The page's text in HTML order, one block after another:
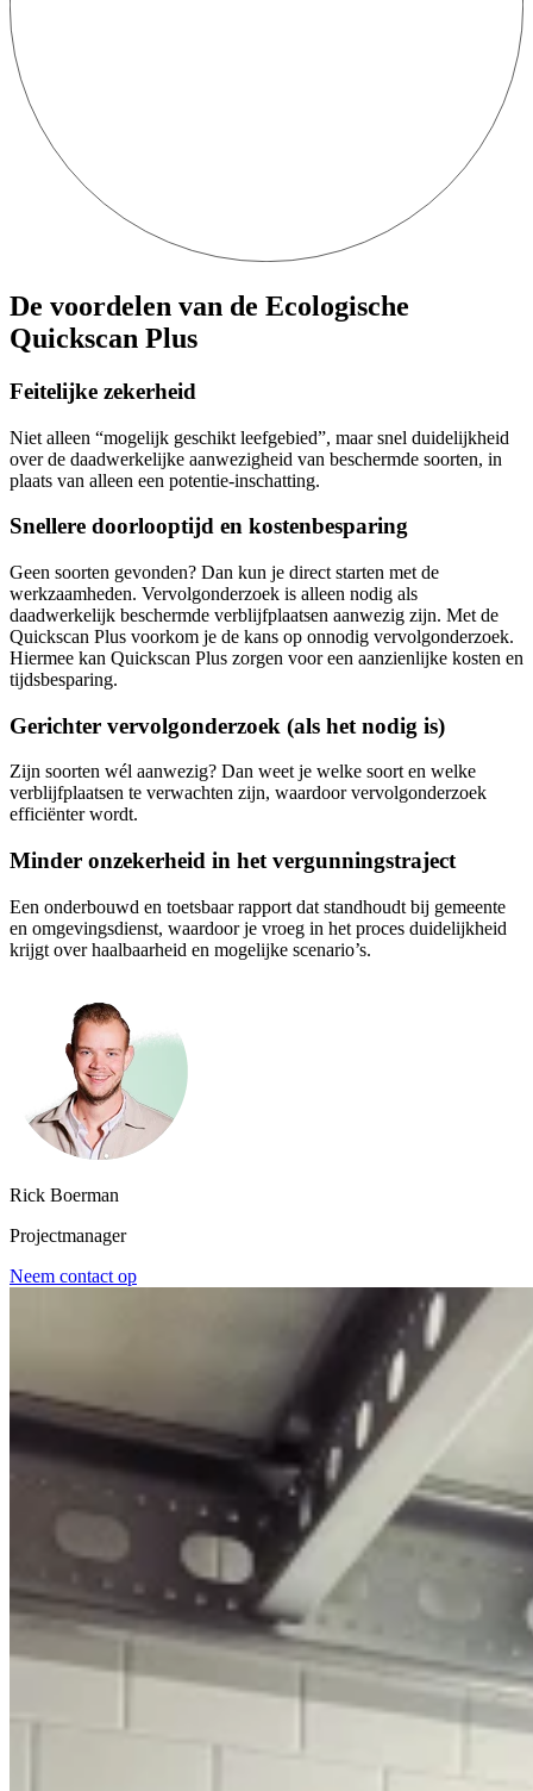
De voordelen van de Ecologische
Quickscan Plus
Feitelijke zekerheid
Niet alleen “mogelijk geschikt leefgebied”, maar snel duidelijkheid
over de daadwerkelijke aanwezigheid van beschermde soorten, in
plaats van alleen een potentie-inschatting.
Snellere doorlooptijd en kostenbesparing
Geen soorten gevonden? Dan kun je direct starten met de
werkzaamheden. Vervolgonderzoek is alleen nodig als
daadwerkelijk beschermde verblijfplaatsen aanwezig zijn. Met de
Quickscan Plus voorkom je de kans op onnodig vervolgonderzoek.
Hiermee kan Quickscan Plus zorgen voor een aanzienlijke kosten en
tijdsbesparing.
Gerichter vervolgonderzoek (als het nodig is)
Zijn soorten wél aanwezig? Dan weet je welke soort en welke
verblijfplaatsen te verwachten zijn, waardoor vervolgonderzoek
efficiënter wordt.
Minder onzekerheid in het vergunningstraject
Een onderbouwd en toetsbaar rapport dat standhoudt bij gemeente
en omgevingsdienst, waardoor je vroeg in het proces duidelijkheid
krijgt over haalbaarheid en mogelijke scenario’s.
Rick Boerman
Projectmanager
Neem contact op